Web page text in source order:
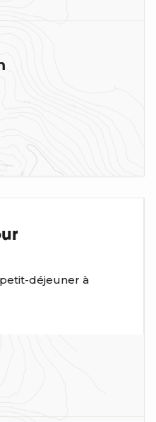
déjeuner à